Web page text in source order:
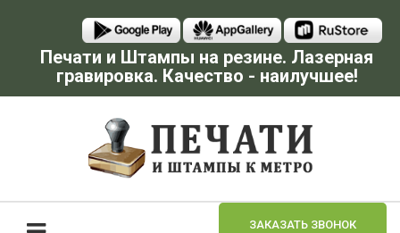
Печати и Штампы на резине. Лазерная
гравировка. Качество - наилучшее!
ЗАКАЗАТЬ ЗВОНОК